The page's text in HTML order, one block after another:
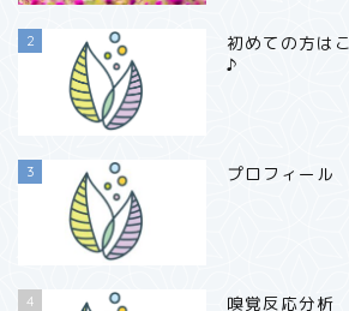
2
初めての方は
♪
3 プロフィール
4 嗅覚反応分析